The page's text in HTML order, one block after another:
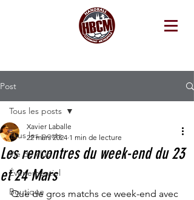
Post
Tous les posts
Vie de club
Événementiel
Boutique
Tous les posts
Les rencontres du week-end du 23
et 24 Mars
Xavier Laballe
22 mars 2024 1 min de lecture
Que de gros matchs ce week-end avec